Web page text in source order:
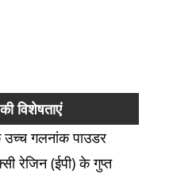
विशेषताएं
उच्च गलनांक पाउडर
रेजिन (ईपी) के गुप्त